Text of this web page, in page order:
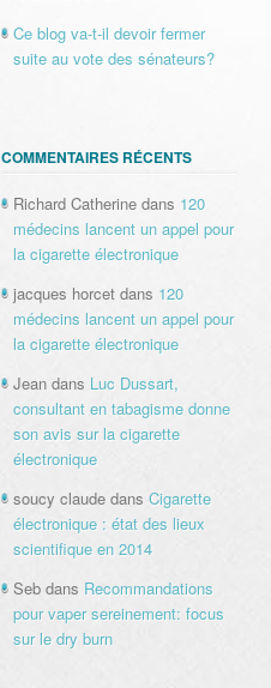
Ce blog va-t-il devoir fermer
suite au vote des sénateurs?
COMMENTAIRES RÉCENTS
Richard Catherinedans 120
médecins lancent un appel pour
la cigarette électronique
jacques horcetdans 120
médecins lancent un appel pour
la cigarette électronique
Jeandans Luc Dussart,
consultant en tabagisme donne
son avis sur la cigarette
électronique
soucy claudedans Cigarette
électronique : état des lieux
scientifique en 2014
Sebdans Recommandations
pour vaper sereinement: focus
sur le dry burn